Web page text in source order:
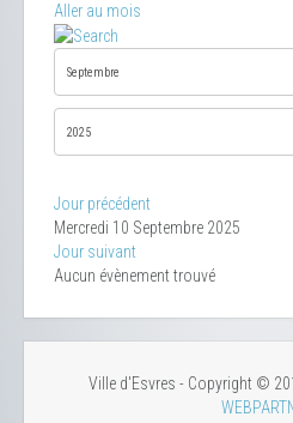
Aller au mois
Jour précédent
Mercredi 10 Septembre 2025
Jour suivant
Aucun évènement trouvé
Ville d'Esvres - Copyright ©